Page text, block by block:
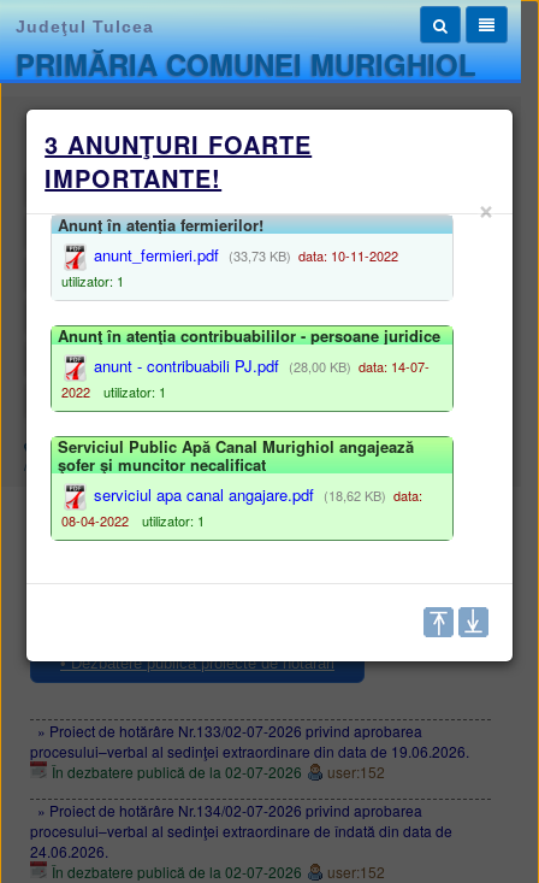
Judeţul Tulcea
PRIMĂRIA COMUNEI MURIGHIOL
Monitorul oficial local
STATUTUL UNITĂȚII ADMINISTRATIV-TERITORIALE
REGULAMENTELE PRIVIND PROCEDURILE ADMINISTRATIVE
HOTĂRÂRILE AUTORITĂȚII DELIBERATIVE
DOCUMENTE ȘI INFORMAȚII FINANCIARE
ALTE DOCUMENTE
Harta site/Monitorul oficial local/HOTĂRÂRILE AUTORITĂȚII DELIBERATIVE
/
Registru proiecte de hotărâri/Dezbatere publică
Dezbatere publică proiecte de hotărâri
• Lista HCL • Registru HCL
• Dezbatere publică proiecte de hotărâri
» Proiect de hotărâre Nr.133/02-07-2026 privind aprobarea
procesului–verbal al sedinţei extraordinare din data de 19.06.2026.
În dezbatere publică de la 02-07-2026
user:152
» Proiect de hotărâre Nr.134/02-07-2026 privind aprobarea
procesului–verbal al sedinţei extraordinare de îndată din data de
24.06.2026.
În dezbatere publică de la 02-07-2026
user:152
3 ANUNŢURI FOARTE
IMPORTANTE!
×
Anunț în atenția fermierilor!
anunt_fermieri.pdf (33,73 KB) data: 10-11-2022
utilizator: 1
Anunţ în atenţia contribuabililor - persoane juridice
anunt - contribuabili PJ.pdf (28,00 KB) data: 14-07-
2022
utilizator: 1
Serviciul Public Apă Canal Murighiol angajează
şofer şi muncitor necalificat
serviciul apa canal angajare.pdf (18,62 KB) data:
08-04-2022
utilizator: 1